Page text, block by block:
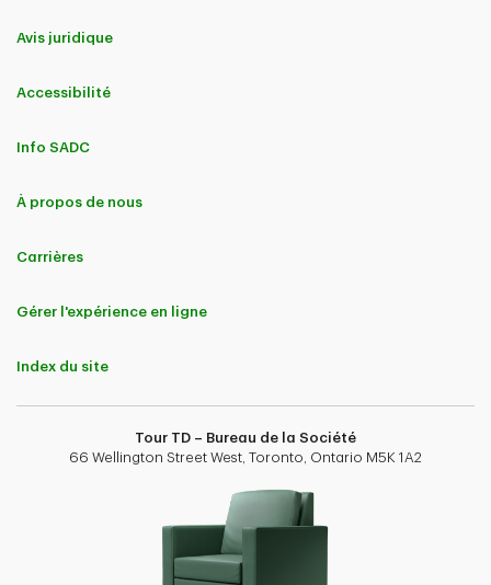
Avis juridique
Accessibilité
Info SADC
À propos de nous
Carrières
Gérer l'expérience en ligne
Index du site
Tour TD – Bureau de la Société
66 Wellington Street West, Toronto, Ontario M5K 1A2